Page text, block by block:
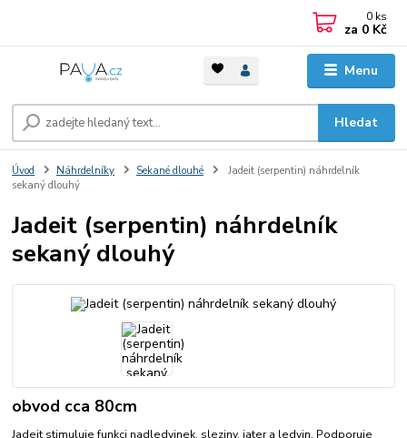
Menu
Hledat
0 ks
za 0 Kč
Úvod Náhrdelníky Sekané dlouhé
Jadeit (serpentin) náhrdelník
sekaný dlouhý
Jadeit (serpentin) náhrdelník
sekaný dlouhý
obvod cca 80cm
Jadeit stimuluje funkci nadledvinek, sleziny, jater a ledvin. Podporuje